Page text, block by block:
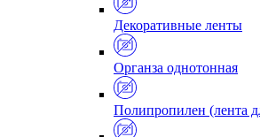
Декоративные ленты
Органза однотонная
Полипропилен (лента